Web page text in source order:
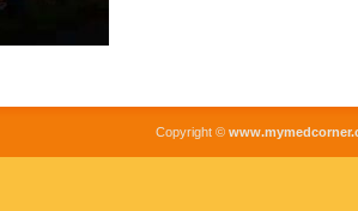
Copyright ©